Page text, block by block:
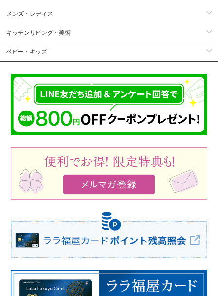
メンズ・レディス
キッチンリビング・美術
ベビー・キッズ